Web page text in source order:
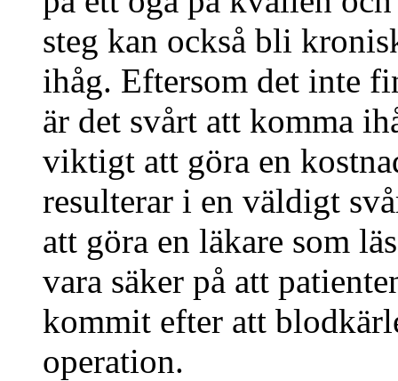
steg kan också bli
ihåg. Eftersom det inte
är det svårt att komma
viktigt att göra en
resulterar i en väldigt
att göra en läkare som
vara säker på att
kommit efter att
operation.